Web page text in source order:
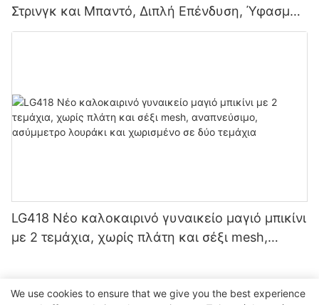
Στρινγκ και Μπαντό, Διπλή Επένδυση, Ύφασμα
χωρίς Ραφή, Στράπλες, Κορδόνι
LG418 Νέο καλοκαιρινό γυναικείο μαγιό μπικίνι
με 2 τεμάχια, χωρίς πλάτη και σέξι mesh,
We use cookies to ensure that we give you the best experience